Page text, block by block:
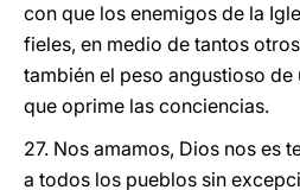
con que los enemigos de la
fieles, en medio de tantos
también el peso angustioso de
que oprime las conciencias.
27. Nos amamos, Dios nos es
a todos los pueblos sin